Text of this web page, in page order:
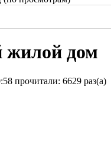
жилой дом
прочитали: 6629 раз(а)